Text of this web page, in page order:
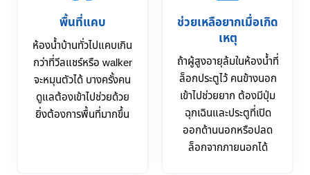
พื้นที่แคบ
ห้องน้ำบ้านทั่วไปแคบเกิน
กว่าที่วีลแชร์หรือ walker
จะหมุนตัวได้ บางครั้งคน
ดูแลต้องเข้าไปช่วยด้วย
ยิ่งต้องการพื้นที่มากขึ้น
ช่วยเหลือยากเมื่อเกิด
เหตุ
ถ้าผู้สูงอายุล้มในห้องน้ำที่
ล็อกประตูไว้ คนข้างนอก
เข้าไปช่วยยาก ต้องมีปุ่ม
ฉุกเฉินและประตูที่เปิด
ออกด้านนอกหรือปลด
ล็อกจากภายนอกได้